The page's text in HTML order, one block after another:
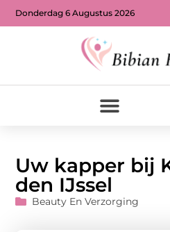
Donderdag 6 Augustus 2026
Uw kapper bij
den IJssel
Beauty En Verzorging